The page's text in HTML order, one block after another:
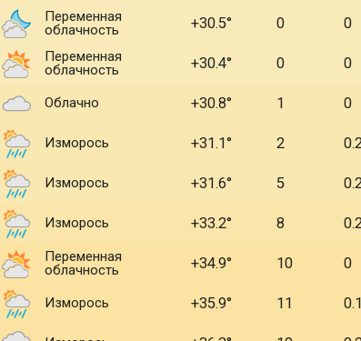
Переменная
облачность
+30.5 0 0
Переменная
облачность
+30.4 0 0
Облачно +30.8 1 0
Изморось +31.1 2
Изморось +31.6 5
Изморось +33.2 8
Переменная
облачность
+34.9 10 0
Изморось +35.9 11 0.1